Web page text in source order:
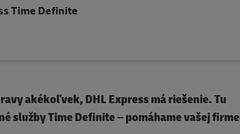
Time Definite
akékoľvek, DHL Express má riešenie. Tu
služby Time Definite – pomáhame vašej firme